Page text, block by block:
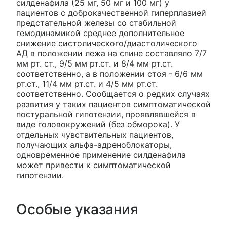
силденафила (25 мг, 50 мг и 100 мг) у
пациентов с доброкачественной гиперплазией
предстательной железы со стабильной
гемодинамикой среднее дополнительное
снижение систолического/диастолического
АД в положении лежа на спине составляло 7/7
мм рт. ст., 9/5 мм рт.ст. и 8/4 мм рт.ст.
соответственно, а в положении стоя - 6/6 мм
рт.ст., 11/4 мм рт.ст. и 4/5 мм рт.ст.
соответственно. Сообщается о редких случаях
развития у таких пациентов симптоматической
постуральной гипотензии, проявлявшейся в
виде головокружений (без обморока). У
отдельных чувствительных пациентов,
получающих альфа-адреноблокаторы,
одновременное применение силденафила
может привести к симптоматической
гипотензии.
Особые указания